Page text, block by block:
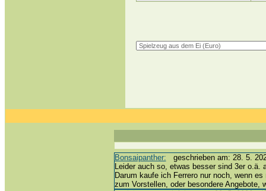
Bonsaipanther: geschrieben am: 28. 5.
Leider auch so, etwas besser sind 3er o.ä.
Darum kaufe ich Ferrero nur noch, wenn
zum Vorstellen, oder besondere Angebote,